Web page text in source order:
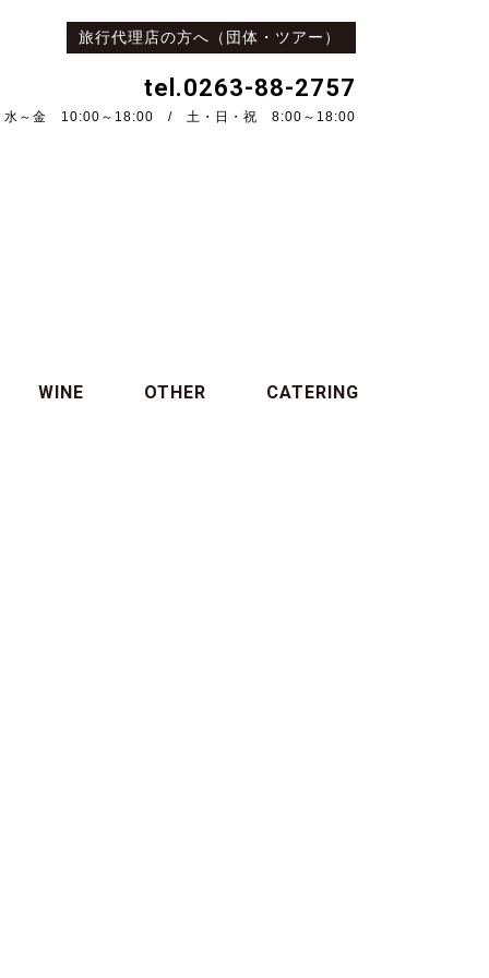
旅行代理店の方へ（団体・ツアー）
tel.0263-88-2757
水～金 10:00～18:00 / 土・日・祝 8:00～18:00
WINE OTHER CATERING